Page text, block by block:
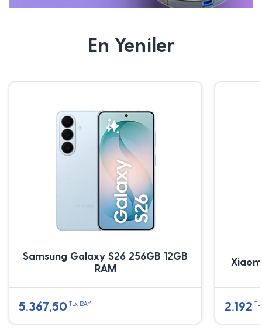
En Yeniler
Samsung Galaxy S26 256GB 12GB
RAM
5.367,50 TLx 12AY 2.192